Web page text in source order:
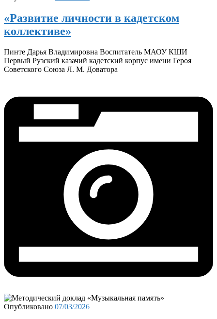
«Развитие личности в кадетском
коллективе»
Пинте Дарья Владимировна Воспитатель МАОУ КШИ
Первый Рузский казачий кадетский корпус имени Героя
Советского Союза Л. М. Доватора
Опубликовано 07/03/2026